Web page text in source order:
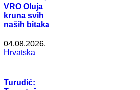
VRO Oluja
kruna svih
naših bitaka
04.08.2026.
Hrvatska
Turudić: